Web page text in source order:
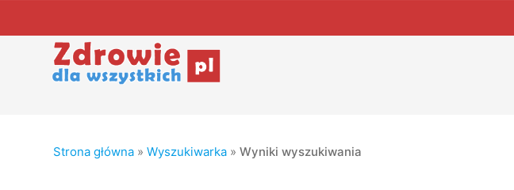
Strona główna »Wyszukiwarka »Wyniki wyszukiwania